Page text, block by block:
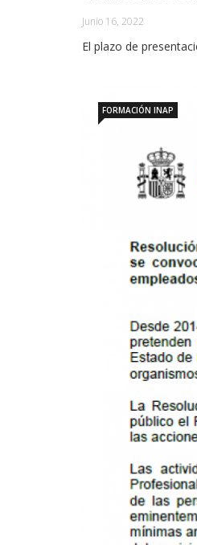
Junio 16, 2022
El plazo de
FORMACIÓN INAP